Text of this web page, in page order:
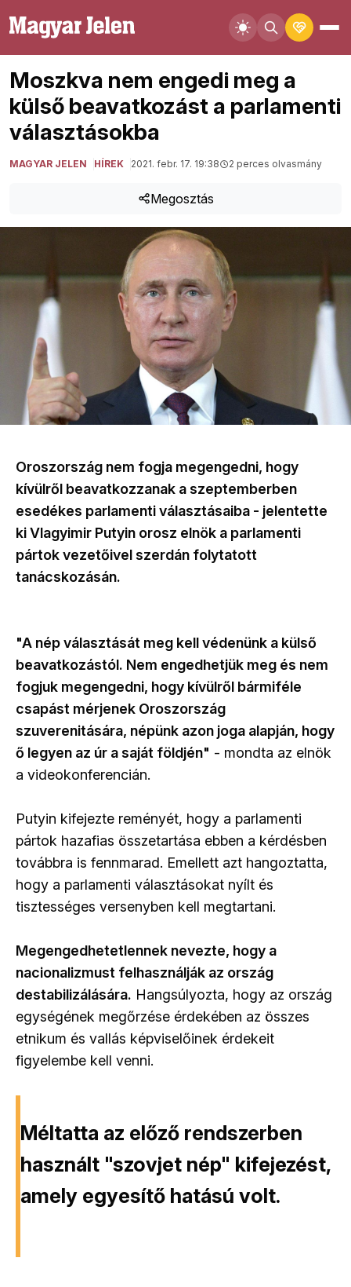
Moszkva nem engedi meg a
külső beavatkozást a parlamenti
választásokba
MAGYAR JELEN HÍREK 2021. febr. 17. 19:38 2 perces olvasmány
Megosztás
Oroszország nem fogja megengedni, hogy
kívülről beavatkozzanak a szeptemberben
esedékes parlamenti választásaiba - jelentette
ki Vlagyimir Putyin orosz elnök a parlamenti
pártok vezetőivel szerdán folytatott
tanácskozásán.
"A nép választását meg kell védenünk a külső
beavatkozástól. Nem engedhetjük meg és nem
fogjuk megengedni, hogy kívülről bármiféle
csapást mérjenek Oroszország
szuverenitására, népünk azon joga alapján, hogy
ő legyen az úr a saját földjén" - mondta az elnök
a videokonferencián.
Putyin kifejezte reményét, hogy a parlamenti
pártok hazafias összetartása ebben a kérdésben
továbbra is fennmarad. Emellett azt hangoztatta,
hogy a parlamenti választásokat nyílt és
tisztességes versenyben kell megtartani.
Megengedhetetlennek nevezte, hogy a
nacionalizmust felhasználják az ország
destabilizálására. Hangsúlyozta, hogy az ország
egységének megőrzése érdekében az összes
etnikum és vallás képviselőinek érdekeit
figyelembe kell venni.
Méltatta az előző rendszerben
használt "szovjet nép" kifejezést,
amely egyesítő hatású volt.